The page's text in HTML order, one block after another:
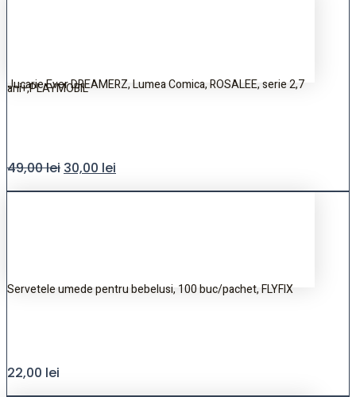
Jucarie Ever DREAMERZ, Lumea Comica, ROSALEE, serie 2,7
ani+,PLAYMOBIL
49,00lei 30,00 lei
Servetele umede pentru bebelusi, 100 buc/pachet, FLYFIX
22,00 lei